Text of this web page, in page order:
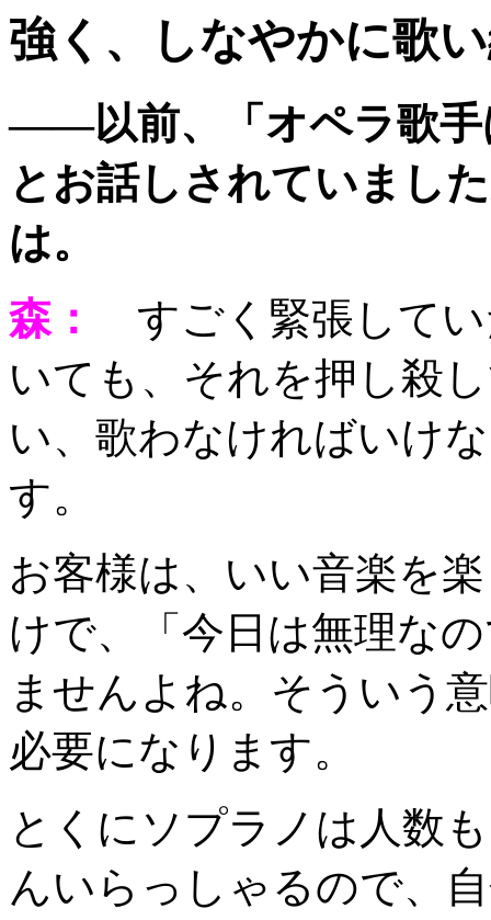
強く、しなやかに歌
——以前、「オペラ歌手
とお話しされていまし
は。
森：
すごく緊張して
いても、それを押し殺
い、歌わなければいけ
す。
お客様は、いい音楽を
けで、「今日は無理な
ませんよね。そういう
必要になります。
とくにソプラノは人数
んいらっしゃるので、